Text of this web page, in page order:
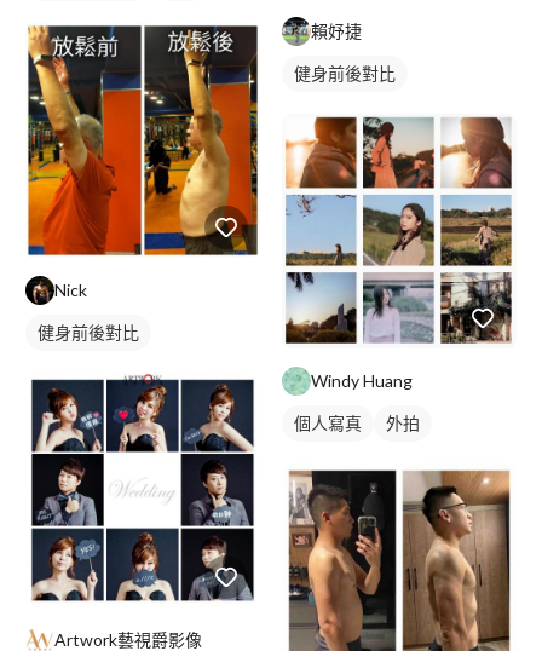
Nick
健身前後對比
Artwork藝視爵影像
賴妤捷
健身前後對比
Windy Huang
個人寫真 外拍